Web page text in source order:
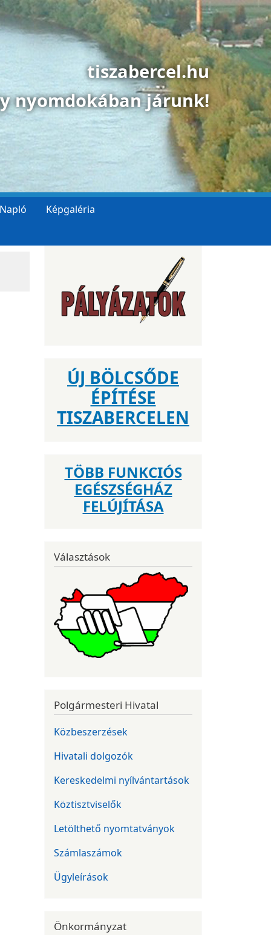
tiszabercel.hu
nyomdokában járunk!
Képgaléria
ÚJ BÖLCSŐDE
ÉPÍTÉSE
TISZABERCELEN
TÖBB FUNKCIÓS
EGÉSZSÉGHÁZ
FELÚJÍTÁSA
Választások
Polgármesteri Hivatal
Közbeszerzések
Hivatali dolgozók
Kereskedelmi nyílvántartások
Köztisztviselők
Letölthető nyomtatványok
Számlaszámok
Ügyleírások
Önkormányzat